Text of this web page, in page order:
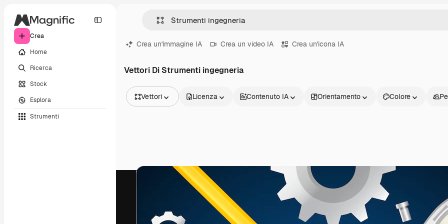
Crea
Home
Ricerca
Stock
Esplora
Strumenti
Crea un'immagine IA Crea un video IA Crea un'icona IA
Vettori Di Strumenti ingegneria
Vettori
Video
Modelli 3D
Licenza Contenuto IA Orientamento Colore
Prodotti Inizia